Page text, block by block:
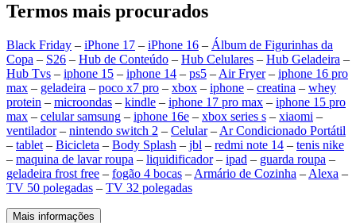
Termos mais procurados
Black Friday – iPhone 17 – iPhone 16 – Álbum de Figurinhas da
Copa – S26 – Hub de Conteúdo – Hub Celulares – Hub Geladeira –
Hub Tvs – iphone 15 – iphone 14 – ps5 – Air Fryer– iphone 16 pro
max – geladeira – poco x7 pro – xbox – iphone – creatina – whey
protein – microondas – kindle – iphone 17 pro max – iphone 15 pro
max – celular samsung – iphone 16e – xbox series s – xiaomi –
ventilador– nintendo switch 2 – Celular– Ar Condicionado Portátil
– tablet – Bicicleta – Body Splash – jbl – redmi note 14 – tenis nike
– maquina de lavar roupa – liquidificador– ipad – guarda roupa –
geladeira frost free – fogão 4 bocas – Armário de Cozinha – Alexa –
TV 50 polegadas – TV 32 polegadas
Mais informações